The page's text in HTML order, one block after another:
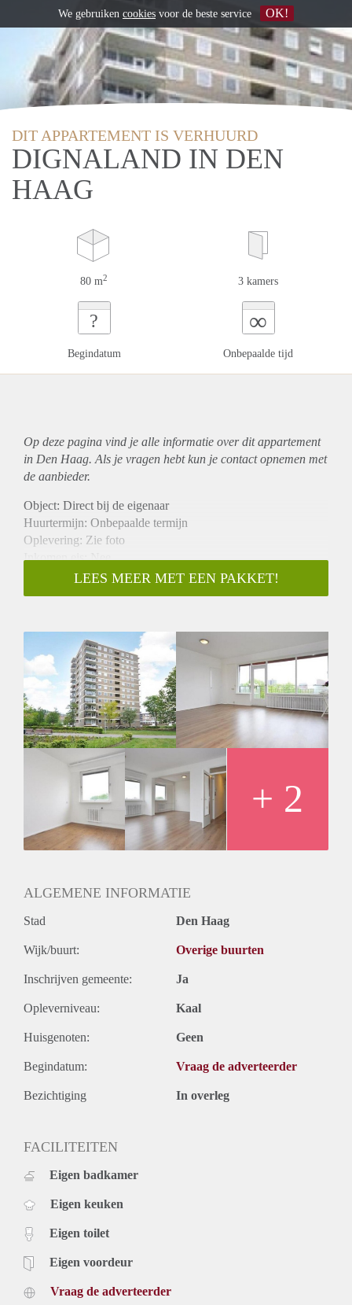
DIT APPARTEMENT IS VERHUURD
DIGNALAND IN DEN
HAAG
80 m2 3 kamers
?
Begindatum
∞
Onbepaalde tijd
Op deze pagina vind je alle informatie over ditappartement
in Den Haag. Als je vragen hebt kun je contact opnemen met
de aanbieder.
Object: Direct bij de eigenaar
Huurtermijn: Onbepaalde termijn
Oplevering: Zie foto
Inkomen eis: Nee
Garantiestelling mogelijk: Nee
Borg: 1 Maand
Huisdieren toegestaan: Afhankelijk van de Eigenaar
Huurtoeslag grens: Ja
Geschikt voor studenten: Afhankelijk van de Eigenaar
LEES MEER MET EEN PAKKET!
+ 2
ALGEMENE INFORMATIE
Stad Den Haag
Wijk/buurt: Overige buurten
Inschrijven gemeente: Ja
Opleverniveau: Kaal
Huisgenoten: Geen
Begindatum: Vraag de adverteerder
Bezichtiging In overleg
FACILITEITEN
Eigen badkamer
Eigen keuken
Eigen toilet
Eigen voordeur
Vraag de adverteerder
We gebruiken cookies voor de beste service OK!